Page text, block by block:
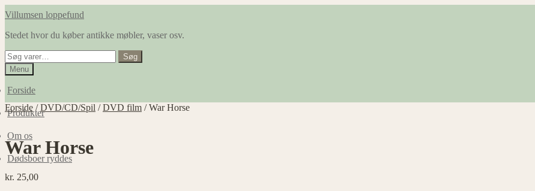
Spring
navigation
Spring
indhold
Villumsen loppefund
Stedet hvor du køber antikke møbler, vaser osv.
Søg
efter:
Søg
Menu
Forside
Produkter
Om os
Dødsboer ryddes
Forside /DVD/CD/Spil /DVD film /War Horse
War Horse
kr. 25,00